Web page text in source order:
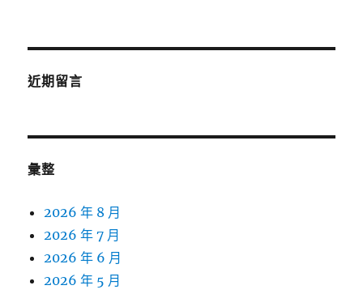
近期留言
彙整
2026 年 8 月
2026 年 7 月
2026 年 6 月
2026 年 5 月